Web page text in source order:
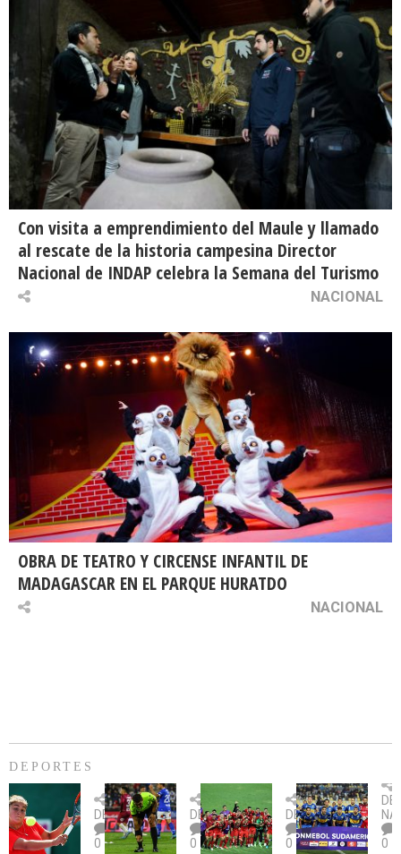
Con visita a emprendimiento del Maule y llamado
al rescate de la historia campesina Director
Nacional de INDAP celebra la Semana del Turismo
NACIONAL
OBRA DE TEATRO Y CIRCENSE INFANTIL DE
MADAGASCAR EN EL PARQUE HURATDO
NACIONAL
DEPORTES
Billie
Jean
King
Cup:
DEPORTES
0
U.
Católica
fue
citada
DEPORTES
0
Copa
Sudamericana:
U.
La
DEPORTES
0
un
0